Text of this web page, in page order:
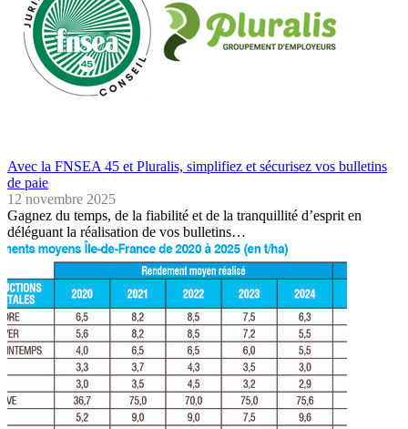
Avec la FNSEA 45 et Pluralis, simplifiez et sécurisez vos bulletins
de paie
12 novembre 2025
Gagnez du temps, de la fiabilité et de la tranquillité d’esprit en
déléguant la réalisation de vos bulletins…